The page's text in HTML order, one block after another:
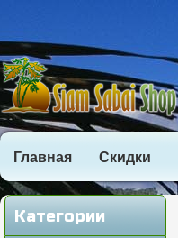
Главная Скидки
Категории